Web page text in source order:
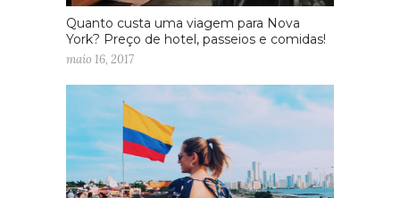
Quanto custa uma viagem para Nova
York? Preço de hotel, passeios e comidas!
maio 16, 2017